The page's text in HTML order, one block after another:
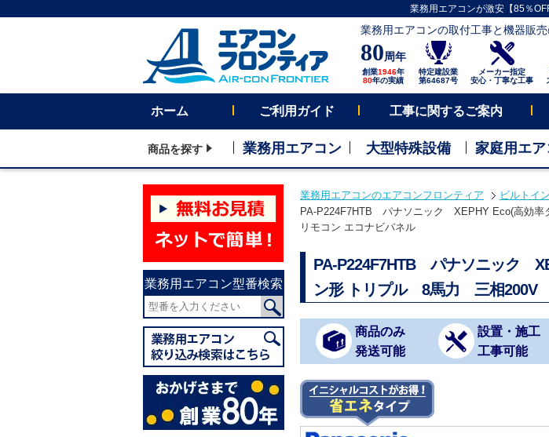
業務用エアコンが激安【85％
業務用エアコンの取付工事と機器販
80周年
創業1946年
80年の実績
特定建設業
第64687号
メーカー指定
安心・丁寧な工事
ホーム ご利用ガイド 工事に関するご案内
商品を探す 業務用エアコン 大型特殊設備 家庭用エア
業務用エアコン型番検索
業務用エアコンのエアコンフロンティア
ビルトイ
PA-P224F7HTB パナソニック XEPHY Eco(高効
リモコン エコナビパネル
PA-P224F7HTB パナソニック
ン形 トリプル 8馬力 三相200V
商品のみ
発送可能
設置・施工
工事可能